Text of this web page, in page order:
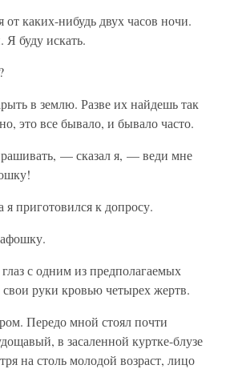
каких-нибудь двух часов ночи.
буду искать.
в землю. Разве их найдешь так
это все бывало, и бывало часто.
— сказал я, — веди мне
приготовился к допросу.
глаз с одним из предполагаемых
руки кровью четырех жертв.
Передо мной стоял почти
в засаленной куртке-блузе
на столь молодой возраст, лицо